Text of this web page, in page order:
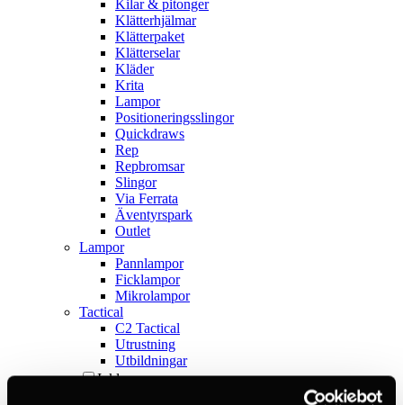
Kilar & pitonger
Klätterhjälmar
Klätterpaket
Klätterselar
Kläder
Krita
Lampor
Positioneringsslingor
Quickdraws
Rep
Repbromsar
Slingor
Via Ferrata
Äventyrspark
Outlet
Lampor
Pannlampor
Ficklampor
Mikrolampor
Tactical
C2 Tactical
Utrustning
Utbildningar
Inkl. moms